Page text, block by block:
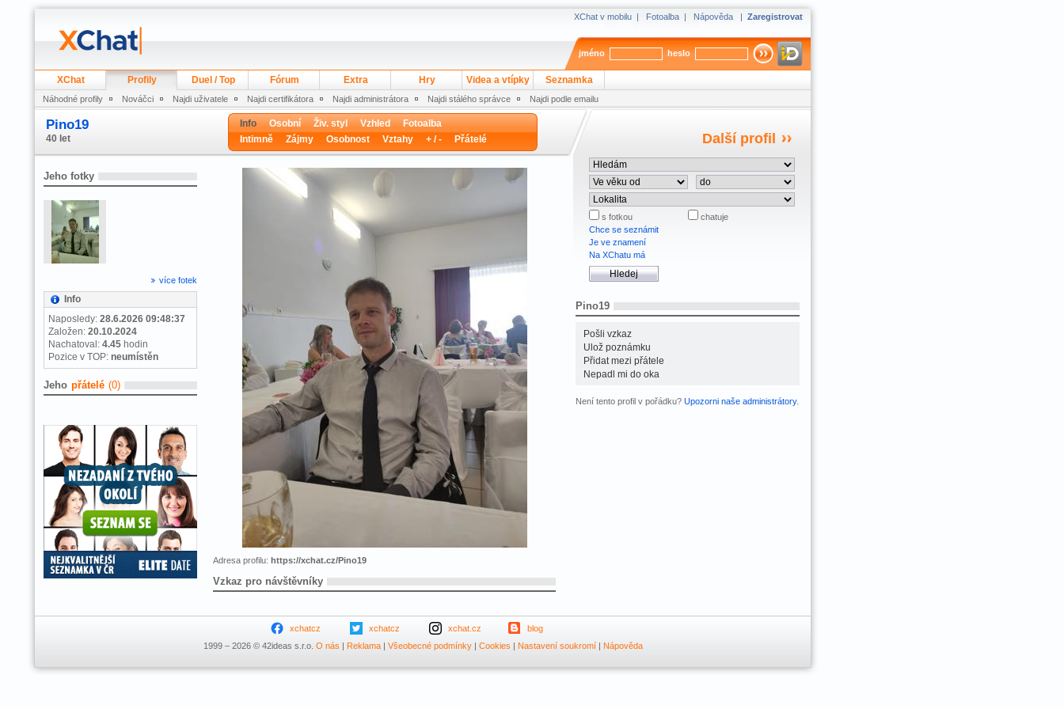
XChat v mobilu | Fotoalba | Nápověda | Zaregistrovat
jméno heslo
XChat Profily Duel / Top Fórum Extra Hry Videa a vtípky Seznamka
Náhodné profily Nováčci Najdi uživatele Najdi certifikátora Najdi administrátora Najdi stálého správce Najdi podle emailu
Pino19
40 let
Info Osobní Živ. styl Vzhled
Fotoalba
Intimně
Zájmy Osobnost Vztahy + / - Přátelé Další profil
Jeho fotky
více fotek
Info
Naposledy: 28.6.2026 09:48:37
Založen: 20.10.2024
Nachatoval: 4.45 hodin
Pozice v TOP: neumístěn
Jeho přátelé (0)
Adresa profilu: https://xchat.cz/Pino19
Vzkaz pro návštěvníky
s fotkou
chatuje
Chce se seznámit
Je ve znamení
Na XChatu má
Pino19
Pošli vzkaz
Ulož poznámku
Přidat mezi přátele
Nepadl mi do oka
Není tento profil v pořádku? Upozorni naše administrátory.
xchatcz xchatcz xchat.cz
blog
1999 – 2026 © 42ideas s.r.o. O nás | Reklama| Všeobecné podmínky| Cookies | Nastavení soukromí| Nápověda